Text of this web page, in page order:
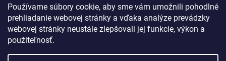
Používame súbory cookie, aby sme vám umožnili pohodlné
prehliadanie webovej stránky a vďaka analýze prevádzky
webovej stránky neustále zlepšovali jej funkcie, výkon a
použiteľnosť.
Pre zákazníkov